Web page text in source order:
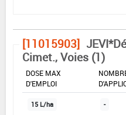
[11015903]
Cimet., Voies (1)
DOSE MAX
D'EMPLOI
15 L/ha -